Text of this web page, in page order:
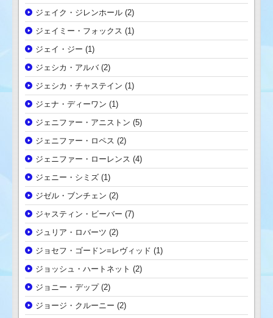
ジェイク・ジレンホール (2)
ジェイミー・フォックス (1)
ジェイ・ジー (1)
ジェシカ・アルバ(2)
ジェシカ・チャステイン (1)
ジェナ・ディーワン (1)
ジェニファー・アニストン (5)
ジェニファー・ロペス (2)
ジェニファー・ローレンス (4)
ジェニー・シミズ (1)
ジゼル・ブンチェン (2)
ジャスティン・ビーバー (7)
ジュリア・ロバーツ (2)
ジョセフ・ゴードン=レヴィッド (1)
ジョッシュ・ハートネット (2)
ジョニー・デップ(2)
ジョージ・クルーニー (2)